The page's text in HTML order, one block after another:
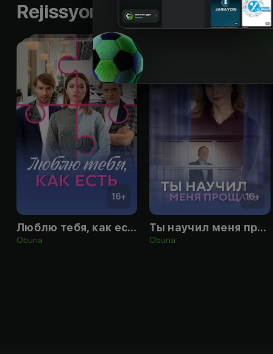
Rejissyorning boshqa ishlari
16+
Люблю тебя, как есть
Obuna
16+
Ты научил меня прощать
Obuna